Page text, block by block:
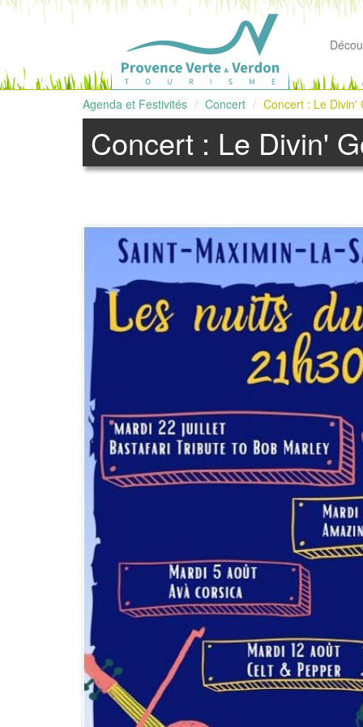
Agenda et Festivités Concert Concert : Le Divin'
Concert : Le Divin'